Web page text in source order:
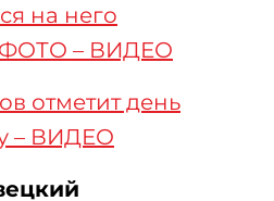
на него
ФОТО – ВИДЕО
отметит день
– ВИДЕО